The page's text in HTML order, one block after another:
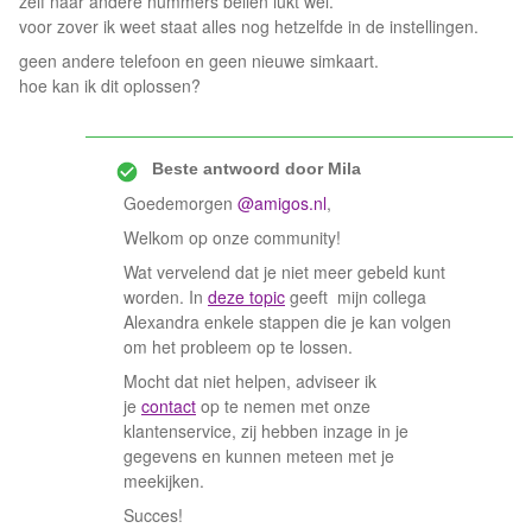
voor zover ik weet staat alles nog hetzelfde in de instellingen.
geen andere telefoon en geen nieuwe simkaart.
hoe kan ik dit oplossen?
Beste antwoord doorMila
Goedemorgen @amigos.nl,
Welkom op onze community!
Wat vervelend dat je niet meer gebeld kunt
worden. In deze topic geeft mijn collega
Alexandra enkele stappen die je kan volgen
om het probleem op te lossen.
Mocht dat niet helpen, adviseer ik
je contact op te nemen met onze
klantenservice, zij hebben inzage in je
gegevens en kunnen meteen met je
meekijken.
Succes!